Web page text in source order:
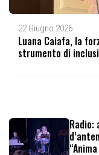
22 Giugno 2026
Luana Caiafa, la
strumento di